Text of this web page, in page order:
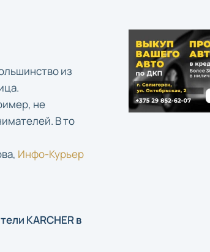
из
не
В то
Инфо-Курьер
KARCHER в